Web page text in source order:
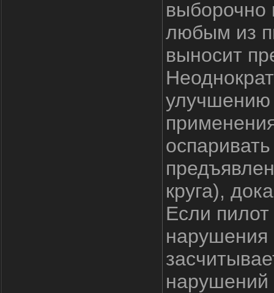
выборочно
любым из
выносит
улучшению
круга),
Если пилот
нарушения
нарушений